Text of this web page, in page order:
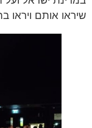
אותם ויראו בהם